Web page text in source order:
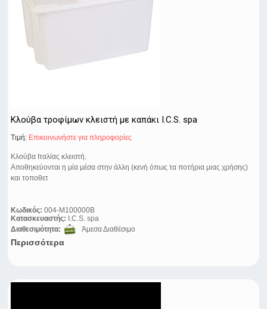
Κλούβα τροφίμων κλειστή με καπάκι I.C.S. spa
Τιμή: Eπικοινωνήστε για πληροφορίες
Κλούβα Ιταλίας κλειστή.
Αποθηκεύονται η μία μέσα στην άλλη (κενή όπως τα ποτήρια μιας χρήσης)
και τοποθετ
Κωδικός: 004-M100000B
Κατασκευαστής: I.C.S. spa
Διαθεσιμότητα:
Άμεσα Διαθέσιμο
Περισσότερα